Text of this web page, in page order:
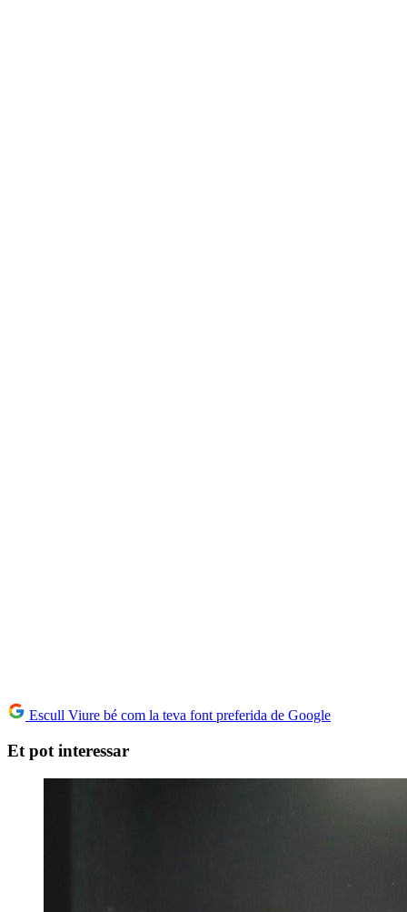
Escull Viure bé com la teva font preferida de Google
Et pot interessar